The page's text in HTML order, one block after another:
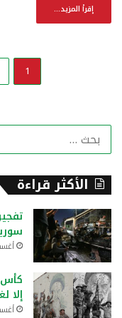
إقرأ المزيد...
1
الأكثر قراءة
إلا